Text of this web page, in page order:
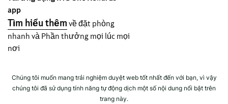
app
Tìm hiểu thêm về đặt phòng
nhanh và Phần thưởng mọi lúc mọi
nơi
Bảo mật dữ liệu và bảo mật trang web
IHG coi trọng quyền riêng tư của bạn và
làm việc để bảo vệ bạn. Tất cả các thông tin
cá nhân bạn cung cấp được mã hóa và bảo
mật.
Chúng tôi muốn mang trải nghiệm duyệt web tốt nhất đến với bạn, vì vậy
chúng tôi đã sử dụng tính năng tự động dịch một số nội dung nổi bật trên
trang này.